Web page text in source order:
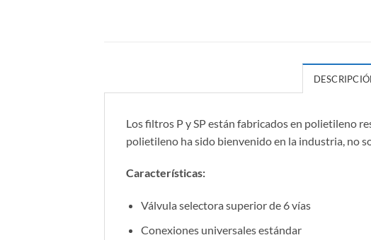
Los filtros P y SP están fabricados en polietileno
polietileno ha sido bienvenido en la industria, no
Características:
Válvula selectora superior de 6 vías
Conexiones universales estándar